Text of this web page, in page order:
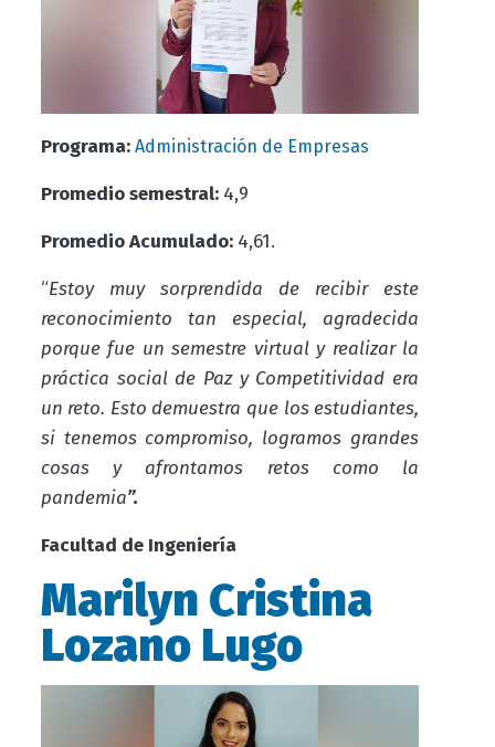
Programa: Administración de Empresas
Promedio semestral: 4,9
Promedio Acumulado: 4,61.
“Estoy muy sorprendida de recibir este
reconocimiento tan especial, agradecida
porque fue un semestre virtual y realizar la
práctica social de Paz y Competitividad era
un reto. Esto demuestra que los estudiantes,
si tenemos compromiso, logramos grandes
cosas y afrontamos retos como la
pandemia”.
Facultad de Ingeniería
Marilyn Cristina
Lozano Lugo